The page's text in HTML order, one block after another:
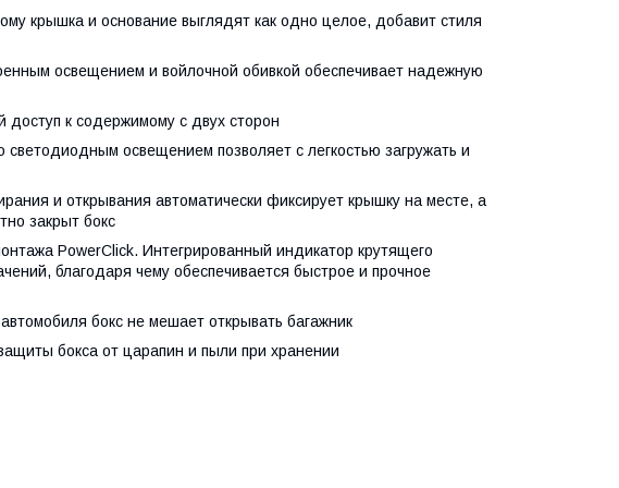
крышка и основание выглядят как одно целое, добавит стиля
освещением и войлочной обивкой обеспечивает надежную
доступ к содержимому с двух сторон
светодиодным освещением позволяет с легкостью загружать и
и открывания автоматически фиксирует крышку на месте, а
закрыт бокс
PowerClick. Интегрированный индикатор крутящего
благодаря чему обеспечивается быстрое и прочное
бокс не мешает открывать багажник
бокса от царапин и пыли при хранении